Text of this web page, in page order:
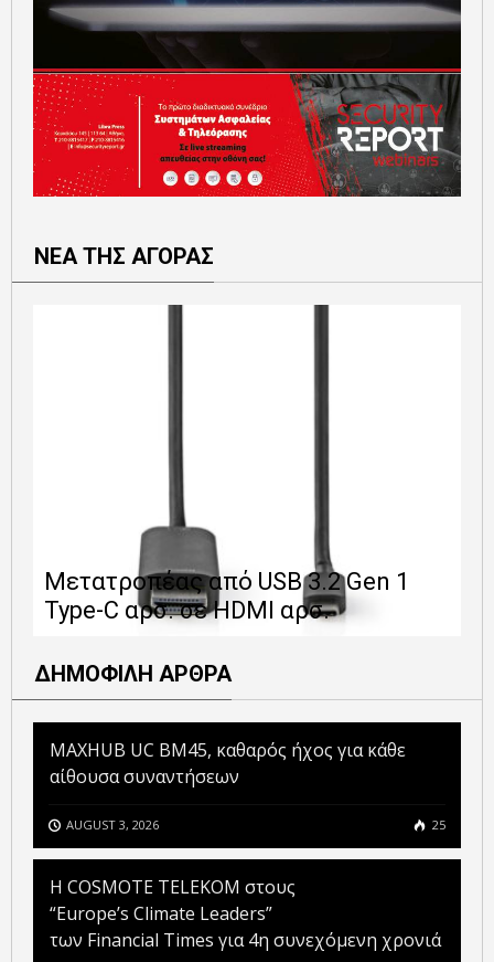
ΝΕΑ ΤΗΣ ΑΓΟΡΑΣ
Μετατροπέας από USB 3.2 Gen 1
Type-C αρσ. σε HDMI αρσ.
ΔΗΜΟΦΙΛΗ ΑΡΘΡΑ
MAXHUB UC BM45, καθαρός ήχος για κάθε
αίθουσα συναντήσεων
AUGUST 3, 2026 25
Η COSMOTE TELEKOM στους
“Europe’s Climate Leaders”
των Financial Times για 4η συνεχόμενη χρονιά